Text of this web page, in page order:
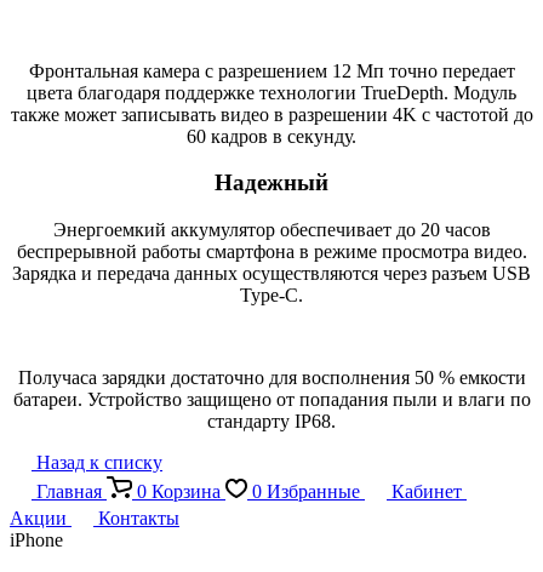
Фронтальная камера с разрешением 12 Мп точно передает
цвета благодаря поддержке технологии TrueDepth. Модуль
также может записывать видео в разрешении 4K с частотой до
60 кадров в секунду.
Надежный
Энергоемкий аккумулятор обеспечивает до 20 часов
беспрерывной работы смартфона в режиме просмотра видео.
Зарядка и передача данных осуществляются через разъем USB
Type-C.
Получаса зарядки достаточно для восполнения 50 % емкости
батареи. Устройство защищено от попадания пыли и влаги по
стандарту IP68.
Назад к списку
Главная
0 Корзина 0 Избранные
Кабинет
Акции
Контакты
iPhone